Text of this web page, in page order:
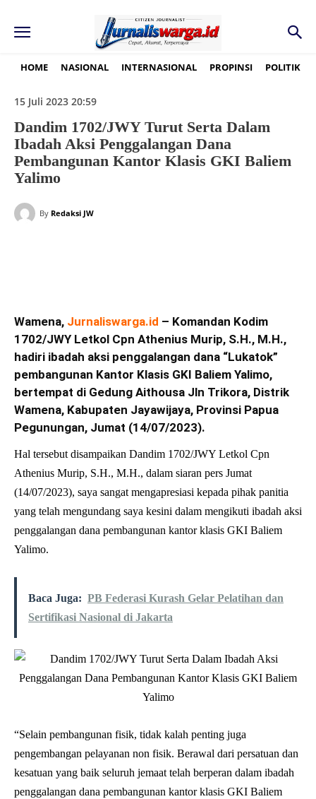
HOME NASIONAL INTERNASIONAL PROPINSI POLITIK
15 Juli 2023 20:59
Dandim 1702/JWY Turut Serta Dalam
Ibadah Aksi Penggalangan Dana
Pembangunan Kantor Klasis GKI Baliem
Yalimo
By Redaksi JW
Wamena, Jurnaliswarga.id – Komandan Kodim
1702/JWY Letkol Cpn Athenius Murip, S.H., M.H.,
hadiri ibadah aksi penggalangan dana “Lukatok”
pembangunan Kantor Klasis GKI Baliem Yalimo,
bertempat di Gedung Aithousa Jln Trikora, Distrik
Wamena, Kabupaten Jayawijaya, Provinsi Papua
Pegunungan, Jumat (14/07/2023).
Hal tersebut disampaikan Dandim 1702/JWY Letkol Cpn
Athenius Murip, S.H., M.H., dalam siaran pers Jumat
(14/07/2023), saya sangat mengapresiasi kepada pihak panitia
yang telah mengundang saya kesini dalam mengikuti ibadah aksi
penggalangan dana pembangunan kantor klasis GKI Baliem
Yalimo.
Baca Juga: PB Federasi Kurash Gelar Pelatihan dan
Sertifikasi Nasional di Jakarta
“Selain pembangunan fisik, tidak kalah penting juga
pengembangan pelayanan non fisik. Berawal dari persatuan dan
kesatuan yang baik seluruh jemaat telah berperan dalam ibadah
penggalangan dana pembangunan kantor klasis GKI Baliem